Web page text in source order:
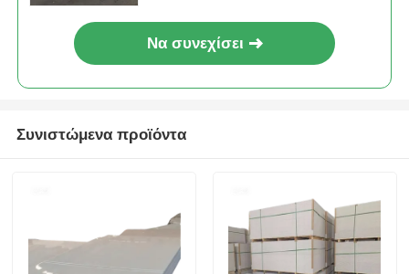
Να συνεχίσει
Συνιστώμενα προϊόντα